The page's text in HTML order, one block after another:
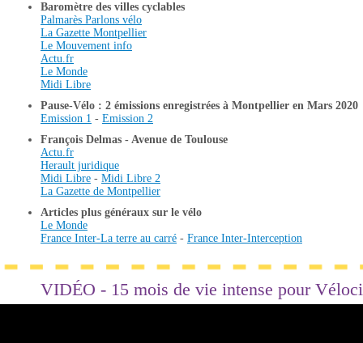
Baromètre des villes cyclables
Palmarès Parlons vélo
La Gazette Montpellier
Le Mouvement info
Actu.fr
Le Monde
Midi Libre
Pause-Vélo : 2 émissions enregistrées à Montpellier en Mars 2020
Emission 1 - Emission 2
François Delmas - Avenue de Toulouse
Actu.fr
Herault juridique
Midi Libre - Midi Libre 2
La Gazette de Montpellier
Articles plus généraux sur le vélo
Le Monde
France Inter-La terre au carré - France Inter-Interception
VIDÉO - 15 mois de vie intense pour